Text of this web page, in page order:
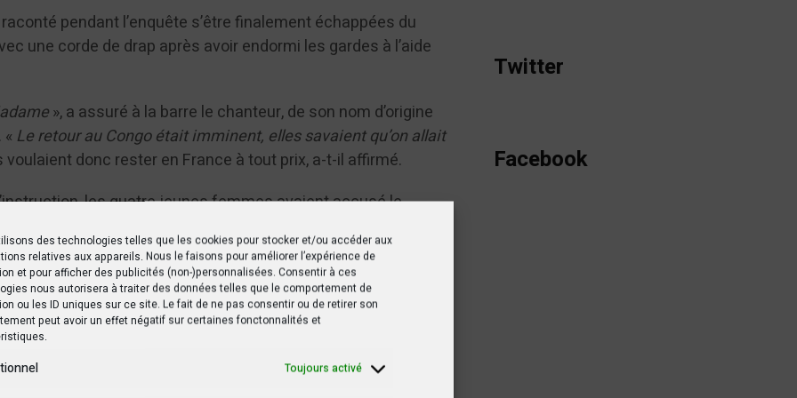
des technologies telles que les cookies pour stocker et/ou accéder aux
relatives aux appareils. Nous le faisons pour améliorer l’expérience de
et pour afficher des publicités (non-)personnalisées. Consentir à ces
nous autorisera à traiter des données telles que le comportement de
ou les ID uniques sur ce site. Le fait de ne pas consentir ou de retirer son
peut avoir un effet négatif sur certaines fonctonnalités et
Toujours activé
pendant l’enquête s’être finalement échappées du
une corde de drap après avoir endormi les gardes à l’aide
», a assuré à la barre le chanteur, de son nom d’origine
Le retour au Congo était imminent, elles savaient qu’on allait
voulaient donc rester en France à tout prix, a-t-il affirmé.
les quatre jeunes femmes avaient accusé le
parfois à l’hôtel, parfois en studio d’enregistrement, pour les
sexuels avec lui.
», «à aucun moment je n’étais seul avec ces filles
«
du son, il y a des assistants
… », a-t-il lancé.
Twitter
Facebook